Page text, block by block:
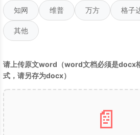
知网 维普 万方 格子
其他
请上传原文word（word文档必须是docx
式，请另存为docx）
📄